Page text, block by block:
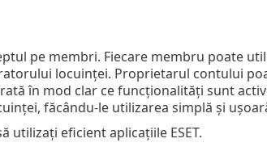
pe membri. Fiecare membru poate
locuinței. Proprietarul contului
în mod clar ce funcționalități sunt
făcându-le utilizarea simplă și
utilizați eficient aplicațiile ESET.